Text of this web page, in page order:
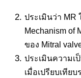
ประเมินว่า MR
Mechanism of
ของ Mitral
ประเมินความเ
เมื่อเปรียบเทีย